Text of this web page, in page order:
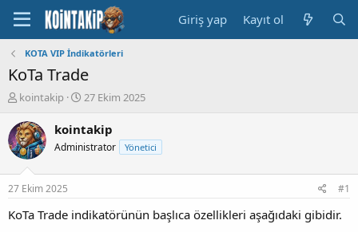
Giriş yap Kayıt ol
KOTA VIP İndikatörleri
KoTa Trade
K
n
u
y
B
a
ş
kointakip
B
ş
l
a
ç
27 Ekim 2025
kointakip
Administrator Yönetici
27 Ekim 2025 #1
KoTa Trade indikatörünün başlıca özellikleri aşağıdaki gibidir.